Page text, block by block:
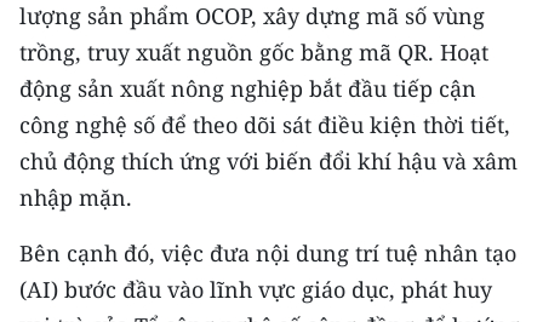
Đông Nam Bộ
Đồng bằng sông Cửu Long
Chuyên trang Hà Nội
Chuyên trang TP. Hồ Chí Minh
CHUYÊN ĐỀ
CÁC CHUYÊN TRANG
lượng sản phẩm OCOP, xây dựng mã số vùng
trồng, truy xuất nguồn gốc bằng mã QR. Hoạt
động sản xuất nông nghiệp bắt đầu tiếp cận
công nghệ số để theo dõi sát điều kiện thời tiết,
chủ động thích ứng với biến đổi khí hậu và xâm
nhập mặn.
Bên cạnh đó, việc đưa nội dung trí tuệ nhân tạo
(AI) bước đầu vào lĩnh vực giáo dục, phát huy